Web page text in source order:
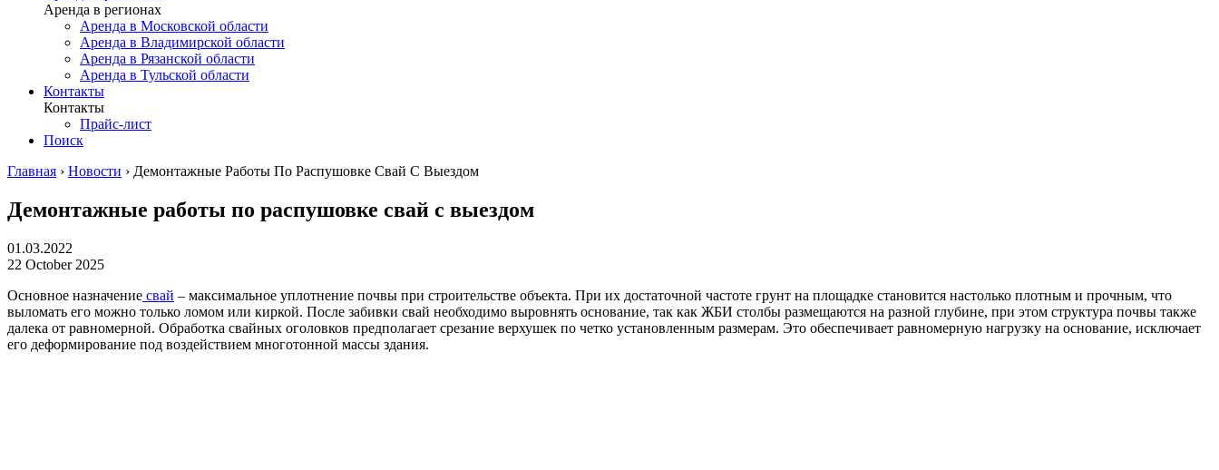
Аренда в регионах
Аренда в Московской области
Аренда в Владимирской области
Аренда в Рязанской области
Аренда в Тульской области
Контакты
Контакты
Прайс-лист
Поиск
Главная › Новости › Демонтажные Работы По Распушовке Свай С Выездом
Демонтажные работы по распушовке свай с выездом
01.03.2022
22 October 2025
Основное назначение свай – максимальное уплотнение почвы при строительстве объекта. При их достаточной частоте грунт на площадке становится настолько плотным и прочным, что
выломать его можно только ломом или киркой. После забивки свай необходимо выровнять основание, так как ЖБИ столбы размещаются на разной глубине, при этом структура почвы также
далека от равномерной. Обработка свайных оголовков предполагает срезание верхушек по четко установленным размерам. Это обеспечивает равномерную нагрузку на основание, исключает
его деформирование под воздействием многотонной массы здания.